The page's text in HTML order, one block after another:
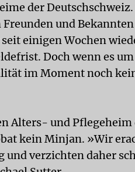
der Deutschschweiz.
und
einigen Wochen
Doch wenn es
im Moment noch
Alters- und
kein Minjan. »Wir
verzichten daher